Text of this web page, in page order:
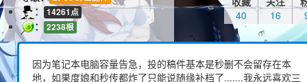
40
16
： 14261点
： 2238根
因为笔记本电脑容量告急，投的稿件基本是秒删不会留存在本
地，如果度娘和秒传都炸了只能说随缘补档了.......我永远喜欢三